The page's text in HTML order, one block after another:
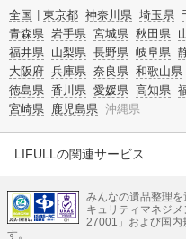
全国 東京都 神奈川県 埼玉県
青森県 岩手県 宮城県 秋田県
福井県 山梨県 長野県 岐阜県
大阪府 兵庫県 奈良県 和歌山県
徳島県 香川県 愛媛県 高知県
宮崎県 鹿児島県 沖縄県
LIFULLの関連サービス
不動産・住宅
引越し 老人ホー
不動産クラウドファンディング
みんなの遺品整理
キュリティマネジ
27001」および国内
す。